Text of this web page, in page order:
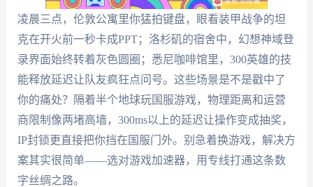
凌晨三点，伦敦公寓里你猛拍键盘，眼看装甲战争的坦
克在开火前一秒卡成PPT；洛杉矶的宿舍中，幻想神域登
录界面始终转着灰色圆圈；悉尼咖啡馆里，300英雄的技
能释放延迟让队友疯狂点问号。这些场景是不是戳中了
你的痛处？隔着半个地球玩国服游戏，物理距离和运营
商限制像两堵高墙，300ms以上的延迟让操作变成抽奖，
IP封锁更直接把你挡在国服门外。别急着换游戏，解决方
案其实很简单——选对游戏加速器，用专线打通这条数
字丝绸之路。